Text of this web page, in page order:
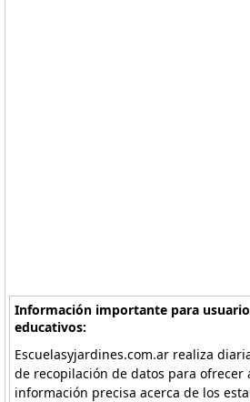
Información importante para
educativos:
Escuelasyjardines.com.ar realiza
de recopilación de datos para ofrecer
información precisa acerca de los